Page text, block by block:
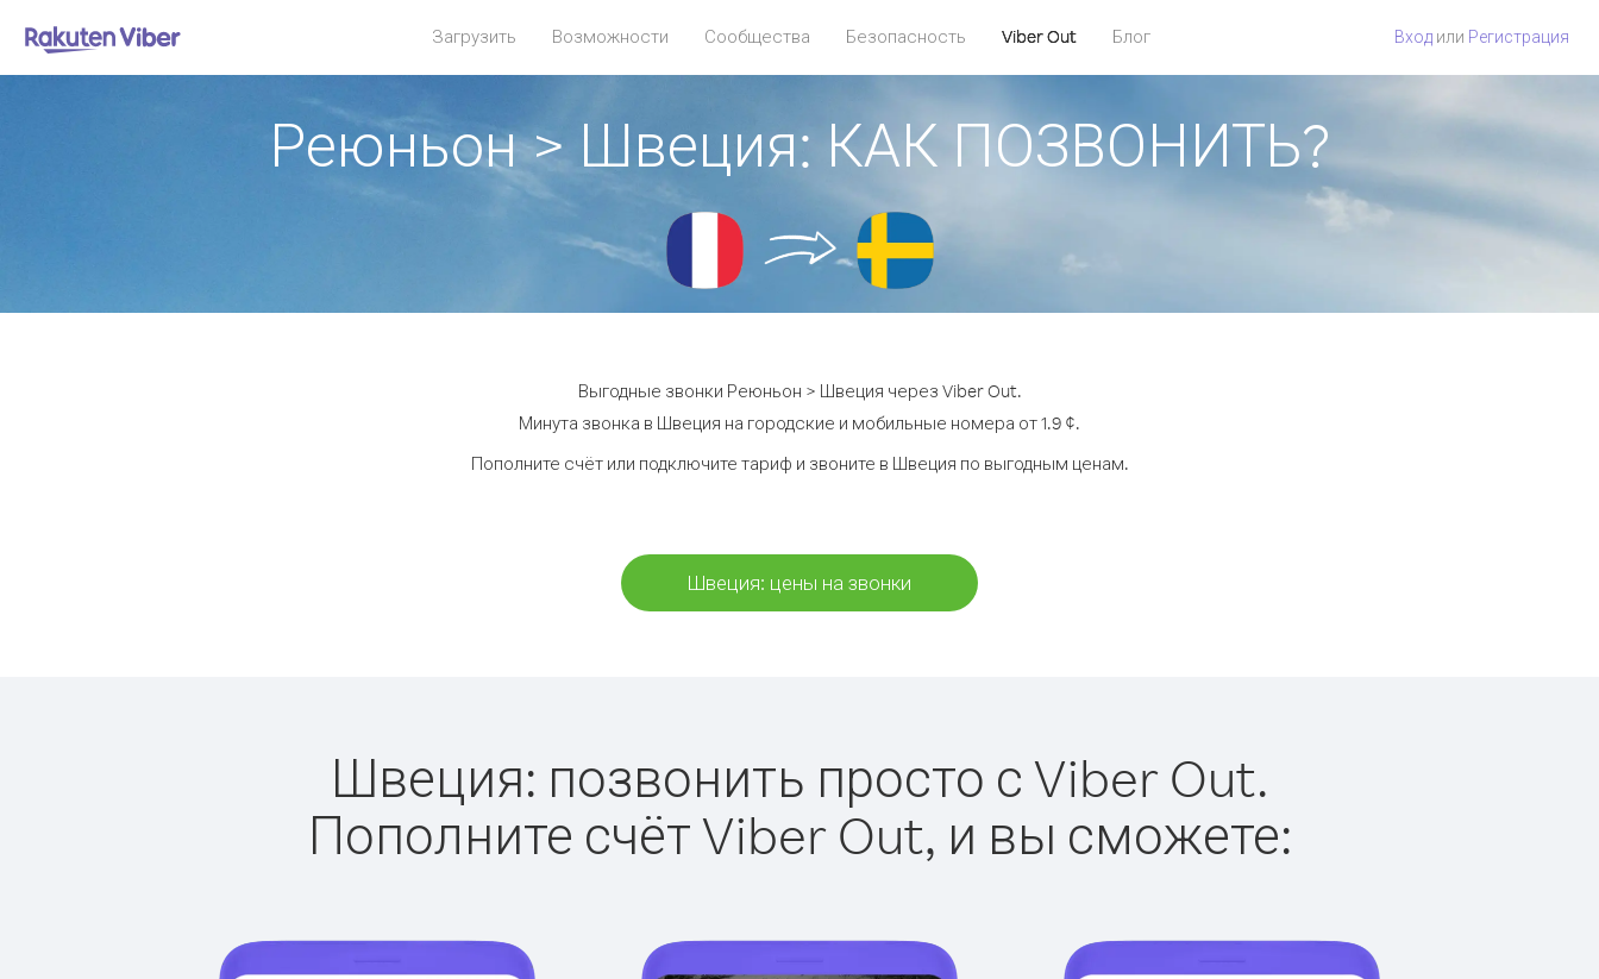
Загрузить Возможности Сообщества Безопасность Viber Out Блог Вход или Регистрация
Реюньон > Швеция: КАК ПОЗВОНИТЬ?
Выгодные звонки Реюньон > Швеция через Viber Out.
Минута звонка в Швеция на городские и мобильные номера от 1.9 ¢.
Пополните счёт или подключите тариф и звоните в Швеция по выгодным ценам.
Швеция: цены на звонки
Швеция: позвонить просто с Viber Out.
Пополните счёт Viber Out, и вы сможете: